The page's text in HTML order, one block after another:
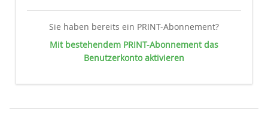
Sie haben bereits ein PRINT-Abonnement?
Mit bestehendem PRINT-Abonnement das
Benutzerkonto aktivieren